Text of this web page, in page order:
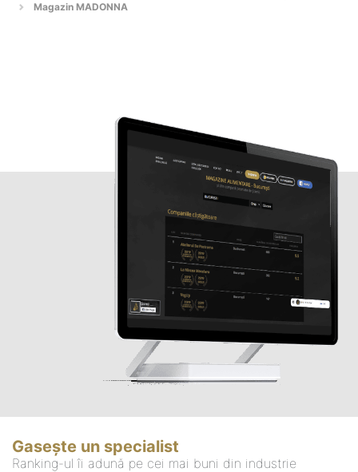
Magazin MADONNA
Gasește un specialist
Ranking-ul îi adună pe cei mai buni din industrie